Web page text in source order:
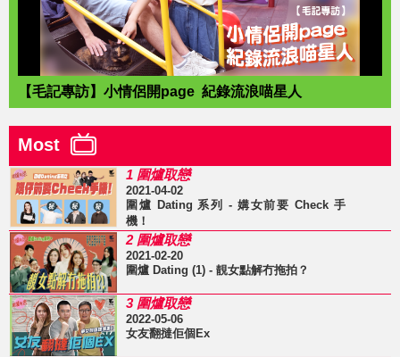
【毛記專訪】小情侶開page 紀錄流浪喵星人
Most
1 圍爐取戀
2021-04-02
圍爐 Dating 系列 - 媾女前要 Check 手
機！
2 圍爐取戀
2021-02-20
圍爐 Dating (1) - 靚女點解冇拖拍？
3 圍爐取戀
2022-05-06
女友翻撻佢個Ex